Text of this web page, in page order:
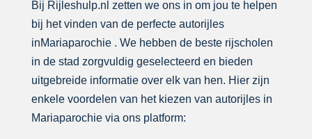
Bij Rijleshulp.nl zetten we ons in om jou te helpen
bij het vinden van de perfecte autorijles
inMariaparochie . We hebben de beste rijscholen
in de stad zorgvuldig geselecteerd en bieden
uitgebreide informatie over elk van hen. Hier zijn
enkele voordelen van het kiezen van autorijles in
Mariaparochie via ons platform: